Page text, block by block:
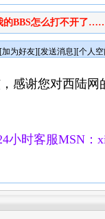
的BBS怎么打不开了
[加为好友][发送消息][个人
感谢您对西陆网
小时客服MSN